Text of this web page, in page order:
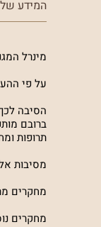
המידע
מינרל
על פי ההערכות של
הסיבה
ברובם
תרופות
מסיבות
מחקרים
מחקרים